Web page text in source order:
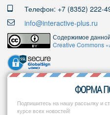
Телефон: +7 (8352) 222-
info@interactive-plus.ru
Содержимое
Creative Commons
ФОРМА
Подпишитесь на нашу рассылку и
курсе всех новостей!